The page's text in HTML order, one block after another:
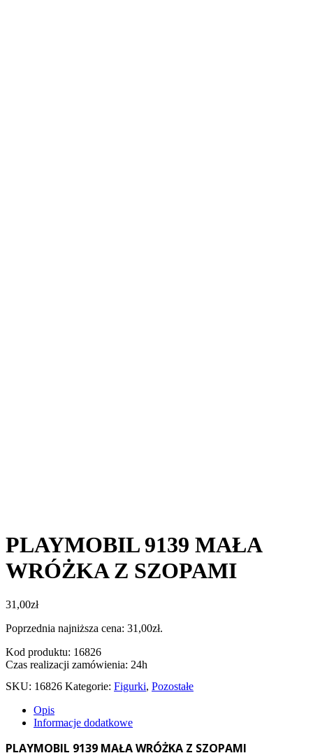
PLAYMOBIL 9139 MAŁA
WRÓŻKA Z SZOPAMI
31,00zł
Poprzednia najniższa cena: 31,00zł.
Kod produktu: 16826
Czas realizacji zamówienia: 24h
SKU: 16826 Kategorie: Figurki, Pozostałe
Opis
Informacje dodatkowe
PLAYMOBIL 9139 MAŁA WRÓŻKA Z SZOPAMI